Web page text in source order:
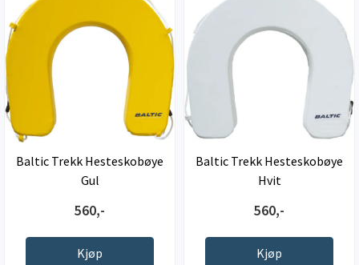
Baltic Trekk Hesteskobøye
Gul
560,-
Kjøp
Baltic Trekk Hesteskobøye
Hvit
560,-
Kjøp